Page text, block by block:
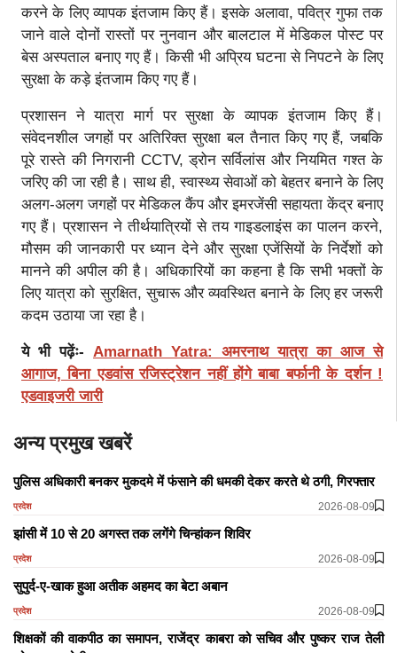
करने के लिए व्यापक इंतजाम किए हैं। इसके अलावा, पवित्र गुफा तक
जाने वाले दोनों रास्तों पर नुनवान और बालटाल में मेडिकल पोस्ट पर
बेस अस्पताल बनाए गए हैं। किसी भी अप्रिय घटना से निपटने के लिए
सुरक्षा के कड़े इंतजाम किए गए हैं।
प्रशासन ने यात्रा मार्ग पर सुरक्षा के व्यापक इंतजाम किए हैं।
संवेदनशील जगहों पर अतिरिक्त सुरक्षा बल तैनात किए गए हैं, जबकि
पूरे रास्ते की निगरानी CCTV, ड्रोन सर्विलांस और नियमित गश्त के
जरिए की जा रही है। साथ ही, स्वास्थ्य सेवाओं को बेहतर बनाने के लिए
अलग-अलग जगहों पर मेडिकल कैंप और इमरजेंसी सहायता केंद्र बनाए
गए हैं। प्रशासन ने तीर्थयात्रियों से तय गाइडलाइंस का पालन करने,
मौसम की जानकारी पर ध्यान देने और सुरक्षा एजेंसियों के निर्देशों को
मानने की अपील की है। अधिकारियों का कहना है कि सभी भक्तों के
लिए यात्रा को सुरक्षित, सुचारू और व्यवस्थित बनाने के लिए हर जरूरी
कदम उठाया जा रहा है।
ये भी पढ़ेंः- Amarnath Yatra: अमरनाथ यात्रा का आज से
आगाज, बिना एडवांस रजिस्ट्रेशन नहीं होंगे बाबा बर्फानी के दर्शन !
एडवाइजरी जारी
अन्य प्रमुख खबरें
पुलिस अधिकारी बनकर मुकदमे में फंसाने की धमकी देकर करते थे ठगी, गिरफ्तार
प्रदेश 2026-08-09
झांसी में 10 से 20 अगस्त तक लगेंगे चिन्हांकन शिविर
प्रदेश 2026-08-09
सुपुर्द-ए-खाक हुआ अतीक अहमद का बेटा अबान
प्रदेश 2026-08-09
शिक्षकों की वाकपीठ का समापन, राजेंद्र काबरा को सचिव और पुष्कर राज तेली